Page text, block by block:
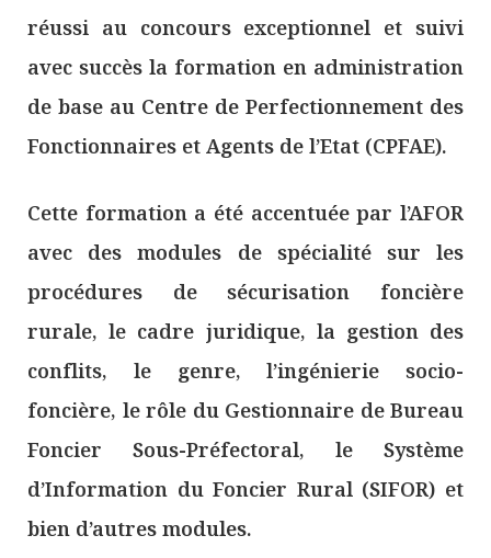
réussi au concours exceptionnel et suivi
avec succès la formation en administration
de base au Centre de Perfectionnement des
Fonctionnaires et Agents de l’Etat (CPFAE).
Cette formation a été accentuée par l’AFOR
avec des modules de spécialité sur les
procédures de sécurisation foncière
rurale, le cadre juridique, la gestion des
conflits, le genre, l’ingénierie socio-
foncière, le rôle du Gestionnaire de Bureau
Foncier Sous-Préfectoral, le Système
d’Information du Foncier Rural (SIFOR) et
bien d’autres modules.